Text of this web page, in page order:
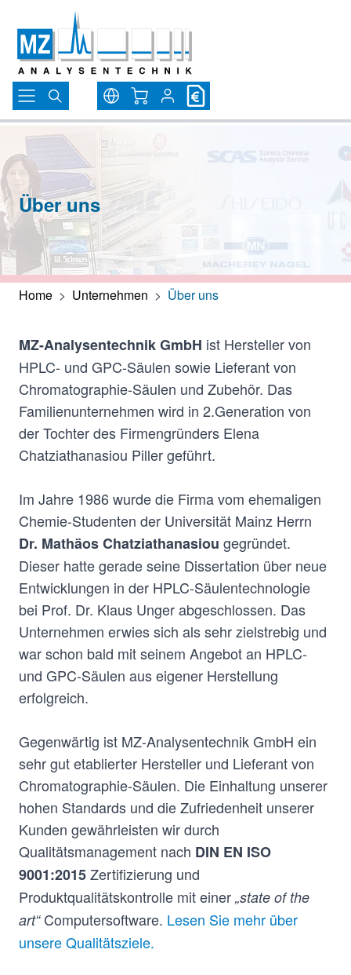
Direkt zum Inhalt
Warenkorb
Über uns
Home > Unternehmen > Über uns
MZ-Analysentechnik GmbH ist Hersteller von
HPLC- und GPC-Säulen sowie Lieferant von
Chromatographie-Säulen und Zubehör. Das
Familienunternehmen wird in 2.Generation von
der Tochter des Firmengründers Elena
Chatziathanasiou Piller geführt.
Im Jahre 1986 wurde die Firma vom ehemaligen
Chemie-Studenten der Universität Mainz Herrn
Dr. Mathäos Chatziathanasiou gegründet.
Dieser hatte gerade seine Dissertation über neue
Entwicklungen in der HPLC-Säulentechnologie
bei Prof. Dr. Klaus Unger abgeschlossen. Das
Unternehmen erwies sich als sehr zielstrebig und
war schon bald mit seinem Angebot an HPLC-
und GPC-Säulen aus eigener Herstellung
erfolgreich.
Gegenwärtig ist MZ-Analysentechnik GmbH ein
sehr gut etablierter Hersteller und Lieferant von
Chromatographie-Säulen. Die Einhaltung unserer
hohen Standards und die Zufriedenheit unserer
Kunden gewährleisten wir durch
Qualitätsmanagement nach DIN EN ISO
9001:2015Zertifizierung und
Produktqualitätskontrolle mit einer „state of the
art“Computersoftware. Lesen Sie mehr über
unsere Qualitätsziele.